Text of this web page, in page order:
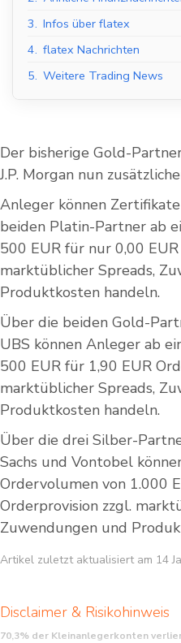
3. Infos über flatex
4. flatex Nachrichten
5. Weitere Trading News
Der bisherige Gold-
J.P. Morgan nun
Anleger können
beiden Platin-Partner ab
500 EUR für nur 0,00
marktüblicher Spreads,
Produktkosten handeln.
Über die beiden Gold-
UBS können Anleger ab
500 EUR für 1,90 EUR
marktüblicher Spreads,
Produktkosten handeln.
Über die drei Silber-
Sachs und Vontobel
Ordervolumen von 1.000
Orderprovision zzgl.
Zuwendungen und
Artikel zuletzt aktualisiert am 14
Disclaimer & Risikohinweis
70,3% der Kleinanlegerkonten